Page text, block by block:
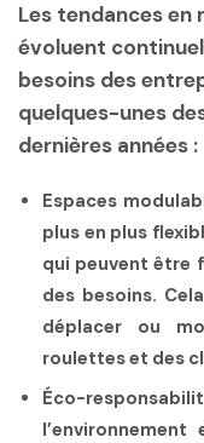
Les tendances en
évoluent
besoins des
quelques-unes
dernières années :
Espaces
plus en plus
qui peuvent être
des besoins.
déplacer ou
roulettes et des
Éco-